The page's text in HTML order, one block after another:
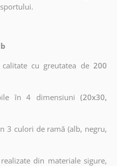
cu greutatea de200
în 4 dimensiuni (20x30,
3 culori de ramă (alb, negru,
din materiale sigure,